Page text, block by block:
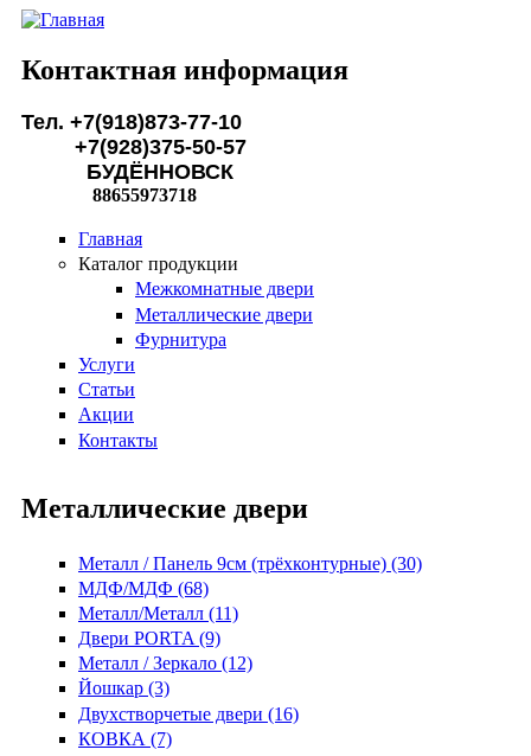
Перейти к основному содержанию
Контактная информация
Тел. +7(918)873-77-10
+7(928)375-50-57
БУДЁННОВСК
88655973718
Главная
Каталог продукции
Межкомнатные двери
Металлические двери
Фурнитура
Услуги
Статьи
Акции
Контакты
Металлические двери
Металл / Панель 9см (трёхконтурные) (30)
МДФ/МДФ (68)
Металл/Металл (11)
Двери PORTA (9)
Металл / Зеркало (12)
Йошкар (3)
Двухстворчетые двери (16)
КОВКА (7)